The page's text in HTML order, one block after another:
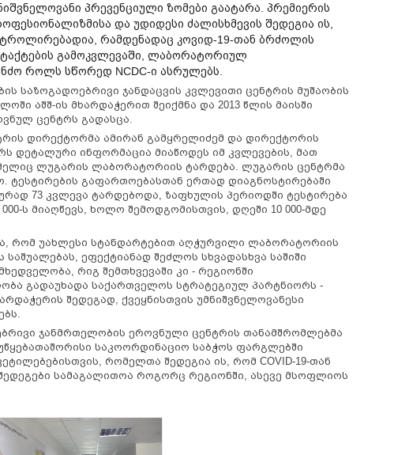
პრევენციული ზომები გაატარა. პრემიერის
და უდიდესი ძალისხმევის შედეგია ის,
რამდენადაც კოვიდ-19-თან ბრძოლის
გამოკვლევაში, ლაბორატორიულ
როლს სწორედ NCDC-ი ასრულებს.
საზოგადოებრივი ჯანდაცვის კვლევითი ცენტრის მუშაობის
აშშ-ის მხარდაჭერით შეიქმნა და 2013 წლის მაისში
ცენტრს გადასცა.
დირექტორმა ამირან გამყრელიძემ და დირექტორის
დეტალური ინფორმაცია მიაწოდეს იმ კვლევების, მათ
ლუგარის ლაბორატორიის ტარდება. ლუგარის ცენტრმა
ტესტირების გაფართოებასთან ერთად დიაგნოსტირებაში
73 კვლევა ტარდებოდა, ზაფხულის პერიოდში ტესტირება
ს მიაღწევს, ხოლო შემოდგომისთვის, დღეში 10 000-მდე
რომ უახლესი სტანდარტებით აღჭურვილი ლაბორატორიის
ეფექტიანად შეძლოს სხვადასხვა საშიში
რიგ შემთხვევაში კი - რეგიონში
გადაუხადა საქართველოს სტრატეგიულ პარტნიორს -
შედეგად, ქვეყნისთვის უმნიშვნელოვანესი
ჯანმრთელობის ეროვნული ცენტრის თანამშრომლებმა
საკოორდინაციო საბჭოს ფარგლებში
რომელთა შედეგია ის, რომ COVID-19-თან
სამაგალითოა როგორც რეგიონში, ასევე მსოფლიოს